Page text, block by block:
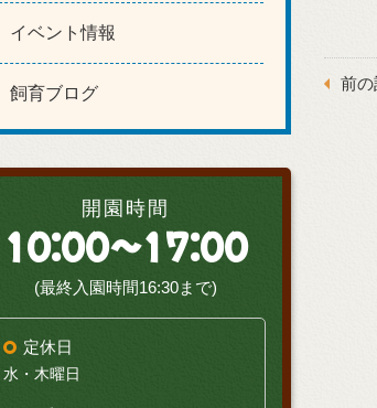
前
イベント情報
飼育ブログ
開園時間
10:00～17:00
(最終入園時間16:30まで)
定休日
水・木曜日